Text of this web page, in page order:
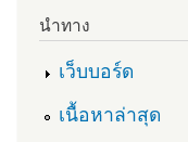
นำทาง
เว็บบอร์ด
เนื้อหาล่าสุด